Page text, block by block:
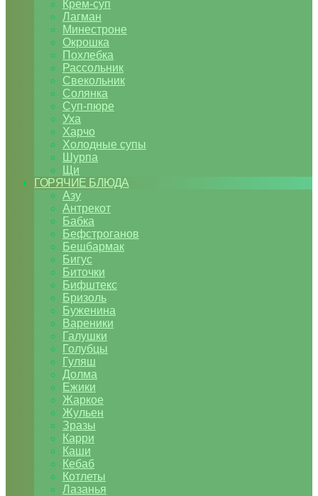
Крем-суп
Лагман
Минестроне
Окрошка
Похлебка
Рассольник
Свекольник
Солянка
Суп-пюре
Уха
Харчо
Холодные супы
Шурпа
Щи
ГОРЯЧИЕ БЛЮДА
Азу
Антрекот
Бабка
Бефстроганов
Бешбармак
Бигус
Биточки
Бифштекс
Бризоль
Буженина
Вареники
Галушки
Голубцы
Гуляш
Долма
Ежики
Жаркое
Жульен
Зразы
Карри
Каши
Кебаб
Котлеты
Лазанья